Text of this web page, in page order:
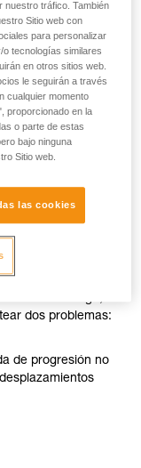
descenso largo,
dos problemas:
de progresión no
nuestro tráfico. También
Sitio web con
para personalizar
tecnologías similares
en otros sitios web.
le seguirán a través
cualquier momento
proporcionado en la
o parte de estas
bajo ninguna
Sitio web.
las cookies